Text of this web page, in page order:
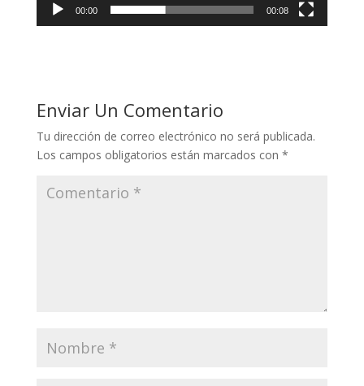
00:00 00:08
Enviar Un Comentario
Tu dirección de correo electrónico no será publicada.
Los campos obligatorios están marcados con *